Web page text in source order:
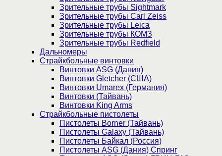
Зрительные трубы Sightmark
Зрительные трубы Carl Zeiss
Зрительные трубы Leica
Зрительные трубы КОМЗ
Зрительные трубы Redfield
Дальномеры
Страйкбольные винтовки
Винтовки ASG (Дания)
Винтовки Gletcher (США)
Винтовки Umarex (Германия)
Винтовки (Тайвань)
Винтовки King Arms
Страйкбольные пистолеты
Пистолеты Borner (Тайвань)
Пистолеты Galaxy (Тайвань)
Пистолеты Байкал (Россия)
Пистолеты ASG (Дания) Спринг